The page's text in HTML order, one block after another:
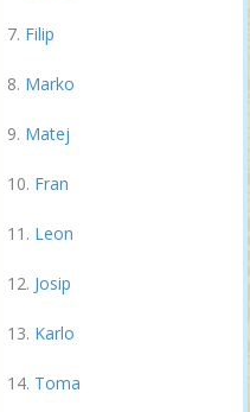
Filip
Marko
Matej
Fran
Leon
Josip
Karlo
Toma